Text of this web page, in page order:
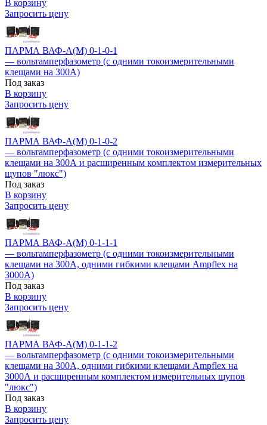
В корзину
Запросить цену
ПАРМА ВАФ-А(М) 0-1-0-1
— вольтамперфазометр (с одними токоизмерительными
клещами на 300А)
Под заказ
В корзину
Запросить цену
ПАРМА ВАФ-А(М) 0-1-0-2
— вольтамперфазометр (с одними токоизмерительными
клещами на 300А и расширенным комплектом измерительных
щупов "люкс")
Под заказ
В корзину
Запросить цену
ПАРМА ВАФ-А(М) 0-1-1-1
— вольтамперфазометр (с одними токоизмерительными
клещами на 300А, одними гибкими клещами Ampflex на
3000А)
Под заказ
В корзину
Запросить цену
ПАРМА ВАФ-А(М) 0-1-1-2
— вольтамперфазометр (с одними токоизмерительными
клещами на 300А, одними гибкими клещами Ampflex на
3000А и расширенным комплектом измерительных щупов
"люкс")
Под заказ
В корзину
Запросить цену